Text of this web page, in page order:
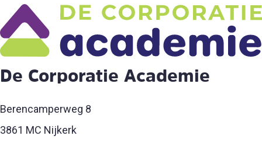
De Corporatie Academie
Berencamperweg 8
3861 MC Nijkerk